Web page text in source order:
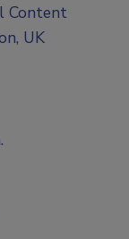
Content
UK